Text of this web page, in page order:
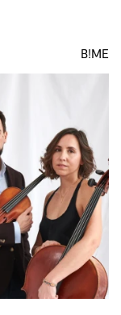
B!ME